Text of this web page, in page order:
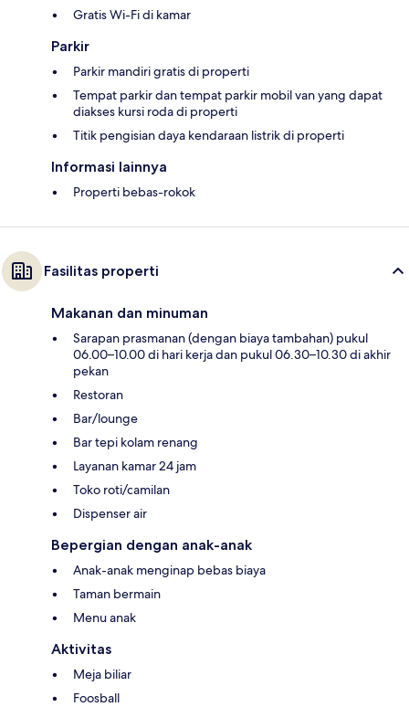
Gratis Wi-Fi di kamar
Parkir
Parkir mandiri gratis di properti
Tempat parkir dan tempat parkir mobil van yang dapat
diakses kursi roda di properti
Titik pengisian daya kendaraan listrik di properti
Informasi lainnya
Properti bebas-rokok
Fasilitas properti
Makanan dan minuman
Sarapan prasmanan (dengan biaya tambahan) pukul
06.00–10.00 di hari kerja dan pukul 06.30–10.30 di akhir
pekan
Restoran
Bar/lounge
Bar tepi kolam renang
Layanan kamar 24 jam
Toko roti/camilan
Dispenser air
Bepergian dengan anak-anak
Anak-anak menginap bebas biaya
Taman bermain
Menu anak
Aktivitas
Meja biliar
Foosball